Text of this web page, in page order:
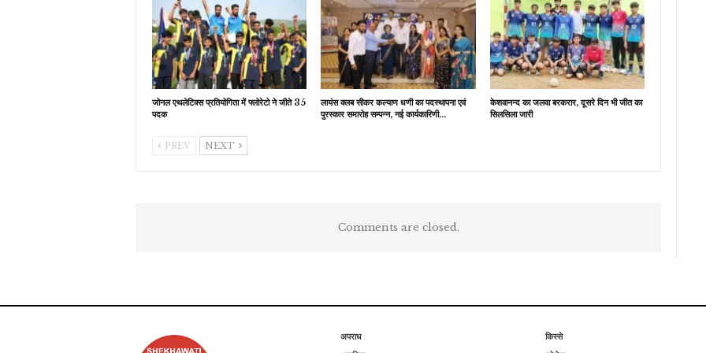
जोनल एथलेटिक्स प्रतियोगिता में फ्लोरेटो ने जीते 35
पदक
लायंस क्लब सीकर कल्याण धणी का पदस्थापना एवं
पुरस्कार समारोह सम्पन्न, नई कार्यकारिणी…
केशवानन्द का जलवा बरकरार, दूसरे दिन भी जीत का
सिलसिला जारी
PREV NEXT
Comments are closed.
अपराध
किस्से